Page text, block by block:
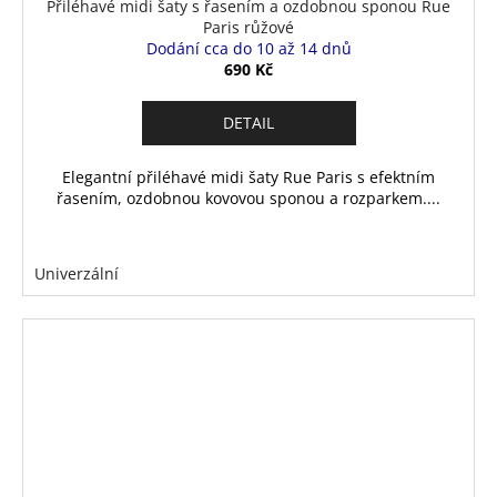
Přiléhavé midi šaty s řasením a ozdobnou sponou Rue
Paris růžové
Dodání cca do 10 až 14 dnů
690 Kč
DETAIL
Elegantní přiléhavé midi šaty Rue Paris s efektním
řasením, ozdobnou kovovou sponou a rozparkem....
Univerzální